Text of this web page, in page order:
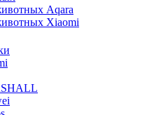
Aqara
Xiaomi